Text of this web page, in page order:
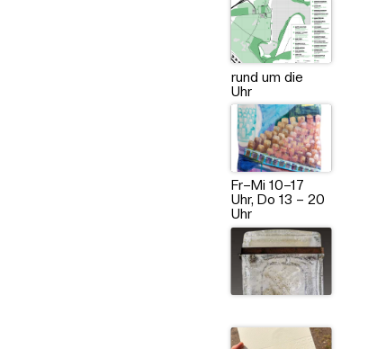
rund um die
Uhr
Fr–Mi 10–17
Uhr, Do 13 – 20
Uhr